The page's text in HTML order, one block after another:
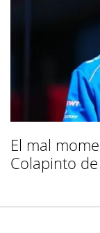
El mal
Colapinto